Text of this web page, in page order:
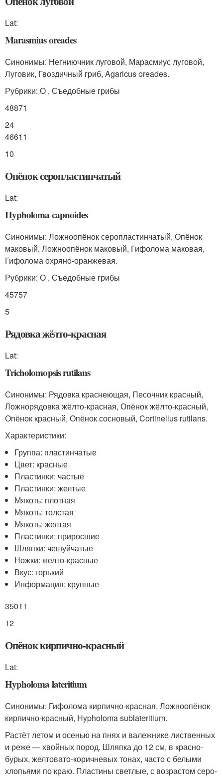
Lat:
Marasmius oreades
Синонимы: Негниючник луговой, Марасмиус луговой,
Луговик, Гвоздичный гриб, Agaricus oreades.
Рубрики: О , Съедобные грибы
48871
24
46611
10
Опёнок серопластинчатый
Lat:
Hypholoma capnoides
Синонимы: Ложноопёнок серопластинчатый, Опёнок
маковый, Ложноопёнок маковый, Гифолома маковая,
Гифолома охряно-оранжевая.
Рубрики: О , Съедобные грибы
45757
5
Рядовка жёлто-красная
Lat:
Tricholomopsis rutilans
Синонимы: Рядовка краснеющая, Песочник красный,
Ложнорядовка жёлто-красная, Опёнок жёлто-красный,
Опёнок красный, Опёнок сосновый, Cortinellus rutilans.
Характеристики:
Группа: пластинчатые
Цвет: красные
Пластинки: частые
Пластинки: желтые
Мякоть: плотная
Мякоть: толстая
Мякоть: желтая
Пластинки: приросшие
Шляпки: чешуйчатые
Ножки: желто-красные
Вкус: горький
Информация: крупные
35011
12
Опёнок кирпично-красный
Lat:
Hypholoma lateritium
Синонимы: Гифолома кирпично-красная, Ложноопёнок
кирпично-красный, Hypholoma sublateritium.
Растёт летом и осенью на пнях и валежнике лиственных
и реже — хвойных пород. Шляпка до 12 см, в красно-
бурых, желтовато-коричневых тонах, часто с белыми
хлопьями по краю. Пластины светлые, с возрастом серо-